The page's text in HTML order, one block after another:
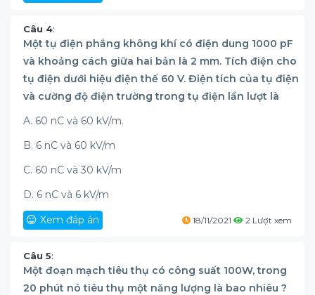
Câu 4:
Một tụ điện phẳng không khí có điện dung 1000 pF
và khoảng cách giữa hai bản là 2 mm. Tích điện cho
tụ điện dưới hiệu điện thế 60 V. Điện tích của tụ điện
và cường độ điện trường trong tụ điện lần lượt là
A. 60 nC và 60 kV/m.
B. 6 nC và 60 kV/m
C. 60 nC và 30 kV/m
D. 6 nC và 6 kV/m
Xem đáp án
18/11/2021 2 Lượt xem
Câu 5:
Một đoạn mạch tiêu thụ có công suất 100W, trong
20 phút nó tiêu thụ một năng lượng là bao nhiêu ?